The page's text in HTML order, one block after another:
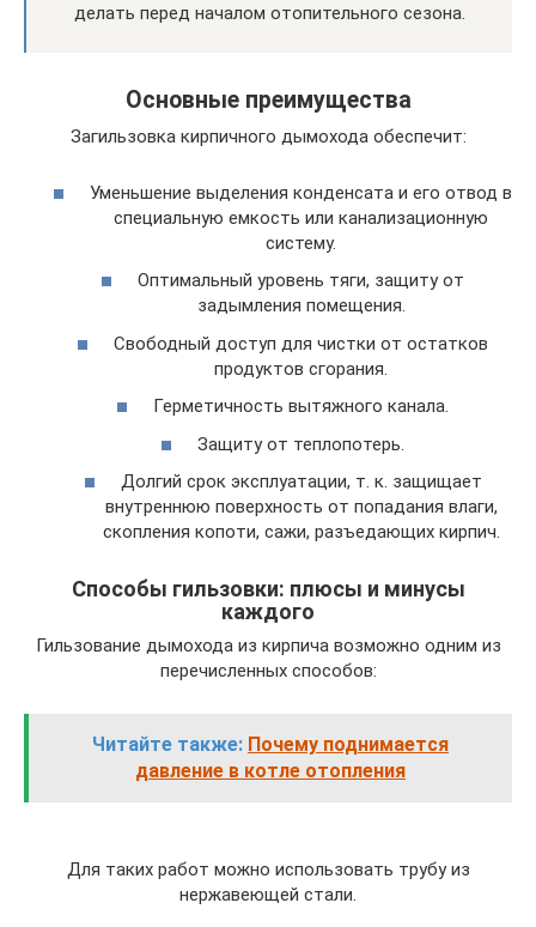
делать перед началом отопительного сезона.
Основные преимущества
Загильзовка кирпичного дымохода обеспечит:
Уменьшение выделения конденсата и его отвод в
специальную емкость или канализационную
систему.
Оптимальный уровень тяги, защиту от
задымления помещения.
Свободный доступ для чистки от остатков
продуктов сгорания.
Герметичность вытяжного канала.
Защиту от теплопотерь.
Долгий срок эксплуатации, т. к. защищает
внутреннюю поверхность от попадания влаги,
скопления копоти, сажи, разъедающих кирпич.
Способы гильзовки: плюсы и минусы
каждого
Гильзование дымохода из кирпича возможно одним из
перечисленных способов:
Читайте также: Почему поднимается
давление в котле отопления
Для таких работ можно использовать трубу из
нержавеющей стали.